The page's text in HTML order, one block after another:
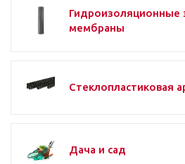
Гидроизоляционные
мембраны
Стеклопластиковая
Дача и сад